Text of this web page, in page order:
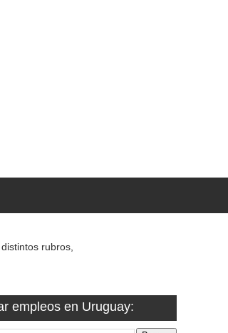
rubros,
empleos en Uruguay: